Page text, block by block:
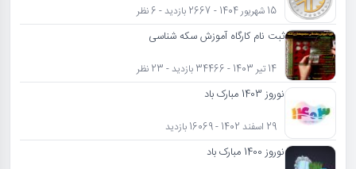
15 شهریور 1404 - 2667 بازدید - 6 نظر
ثبت نام کارگاه آموزش سکه شناسی
14 تیر 1403 - 34466 بازدید - 23 نظر
نوروز 1403 مبارک باد
29 اسفند 1402 - 16069 بازدید
نوروز 1400 مبارک باد